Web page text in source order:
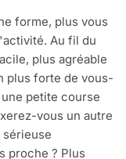
forme, plus vous
Au fil du
plus agréable
plus forte de vous-
petite course
vous un autre
proche ? Plus